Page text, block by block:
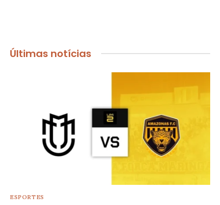
Últimas notícias
ESPORTES